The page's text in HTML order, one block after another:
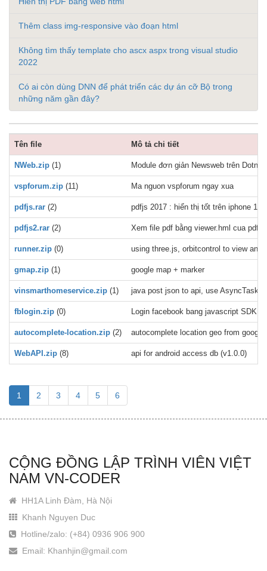
Thêm class img-responsive vào đoạn html
Không tìm thấy template cho ascx aspx trong visual studio
2022
Có ai còn dùng DNN để phát triển các dự án cỡ Bộ trong
những năm gần đây?
Tên file Mô tả chi tiết
NWeb.zip (1) Module đơn giản Newsweb trên
vspforum.zip (11) Ma nguon vspforum ngay xua
pdfjs.rar (2) pdfjs 2017 : hiển thị tốt trên iphone
pdfjs2.rar (2) Xem file pdf bằng viewer.hml cua
runner.zip (0) using three.js, orbitcontrol to view an
gmap.zip (1) google map + marker
vinsmarthomeservice.zip (1) java post json to api, use AsyncTask,
fblogin.zip (0) Login facebook bang javascript SDK
autocomplete-location.zip (2) autocomplete location geo from
WebAPI.zip (8) api for android access db (v1.0.0)
1 2 3 4 5 6
CỘNG ĐỒNG LẬP TRÌNH VIÊN VIỆT
NAM VN-CODER
HH1A Linh Đàm, Hà Nội
Khanh Nguyen Duc
Hotline/zalo: (+84) 0936 906 900
Email: Khanhjin@gmail.com